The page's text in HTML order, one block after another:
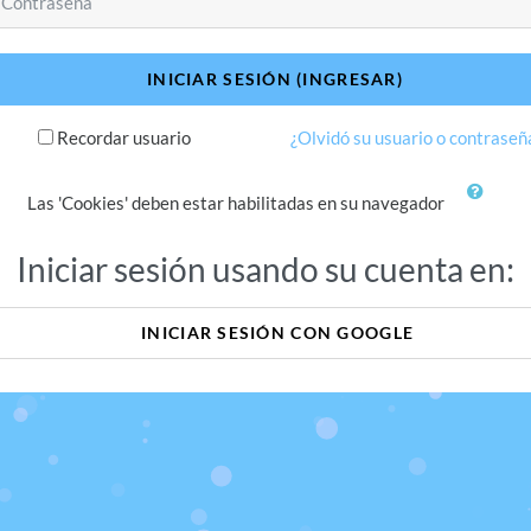
INICIAR SESIÓN (INGRESAR)
Recordar usuario ¿Olvidó su usuario o
Las 'Cookies' deben estar habilitadas en su navegador
Iniciar sesión usando su cuenta en:
INICIAR SESIÓN CON GOOGLE